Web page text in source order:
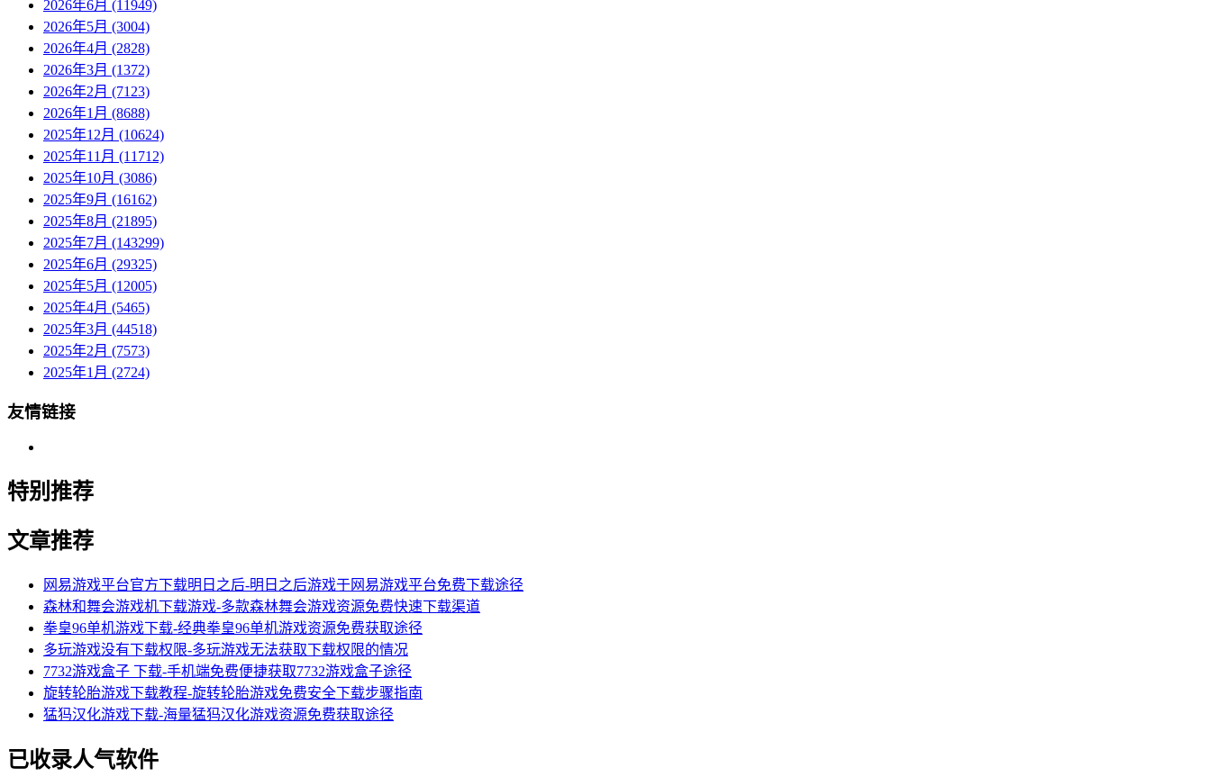
2026年6月 (11949)
2026年5月 (3004)
2026年4月 (2828)
2026年3月 (1372)
2026年2月 (7123)
2026年1月 (8688)
2025年12月 (10624)
2025年11月 (11712)
2025年10月 (3086)
2025年9月 (16162)
2025年8月 (21895)
2025年7月 (143299)
2025年6月 (29325)
2025年5月 (12005)
2025年4月 (5465)
2025年3月 (44518)
2025年2月 (7573)
2025年1月 (2724)
友情链接
特别推荐
文章推荐
网易游戏平台官方下载明日之后-明日之后游戏于网易游戏平台免费下载途径
森林和舞会游戏机下载游戏-多款森林舞会游戏资源免费快速下载渠道
拳皇96单机游戏下载-经典拳皇96单机游戏资源免费获取途径
多玩游戏没有下载权限-多玩游戏无法获取下载权限的情况
7732游戏盒子 下载-手机端免费便捷获取7732游戏盒子途径
旋转轮胎游戏下载教程-旋转轮胎游戏免费安全下载步骤指南
猛犸汉化游戏下载-海量猛犸汉化游戏资源免费获取途径
已收录人气软件